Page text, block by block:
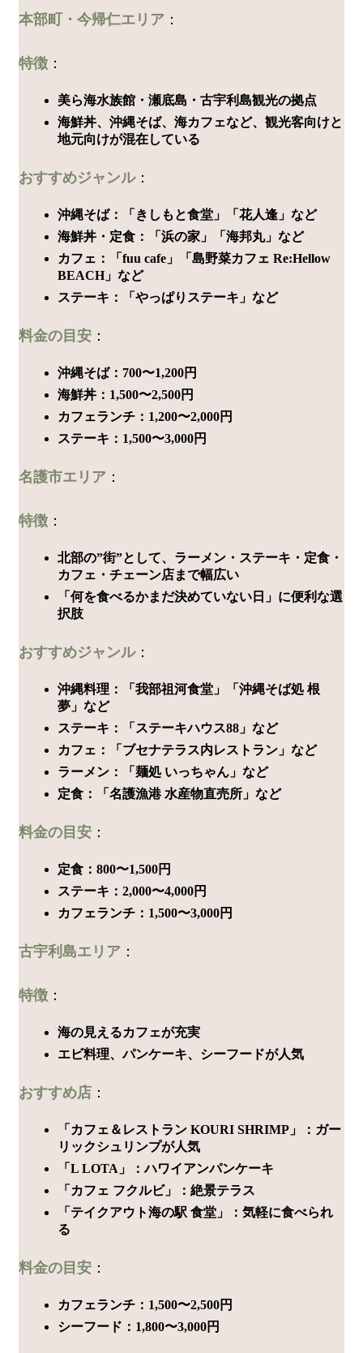
本部町・今帰仁エリア ：
特徴 ：
美ら海水族館・瀬底島・古宇利島観光の拠点
海鮮丼、沖縄そば、海カフェなど、観光客向けと
地元向けが混在している
おすすめジャンル：
沖縄そば：「きしもと食堂」「花人逢」など
海鮮丼・定食：「浜の家」「海邦丸」など
カフェ：「fuu cafe」「島野菜カフェ Re:Hellow
BEACH」など
ステーキ：「やっぱりステーキ」など
料金の目安 ：
沖縄そば：700〜1,200円
海鮮丼：1,500〜2,500円
カフェランチ：1,200〜2,000円
ステーキ：1,500〜3,000円
名護市エリア ：
特徴 ：
北部の”街”として、ラーメン・ステーキ・定食・
カフェ・チェーン店まで幅広い
「何を食べるかまだ決めていない日」に便利な選
択肢
おすすめジャンル：
沖縄料理：「我部祖河食堂」「沖縄そば処 根
夢」など
ステーキ：「ステーキハウス88」など
カフェ：「ブセナテラス内レストラン」など
ラーメン：「麺処 いっちゃん」など
定食：「名護漁港 水産物直売所」など
料金の目安 ：
定食：800〜1,500円
ステーキ：2,000〜4,000円
カフェランチ：1,500〜3,000円
古宇利島エリア ：
特徴 ：
海の見えるカフェが充実
エビ料理、パンケーキ、シーフードが人気
おすすめ店 ：
「カフェ＆レストラン KOURI SHRIMP」：ガー
リックシュリンプが人気
「L LOTA」：ハワイアンパンケーキ
「カフェ フクルビ」：絶景テラス
「テイクアウト海の駅 食堂」：気軽に食べられ
る
料金の目安 ：
カフェランチ：1,500〜2,500円
シーフード：1,800〜3,000円